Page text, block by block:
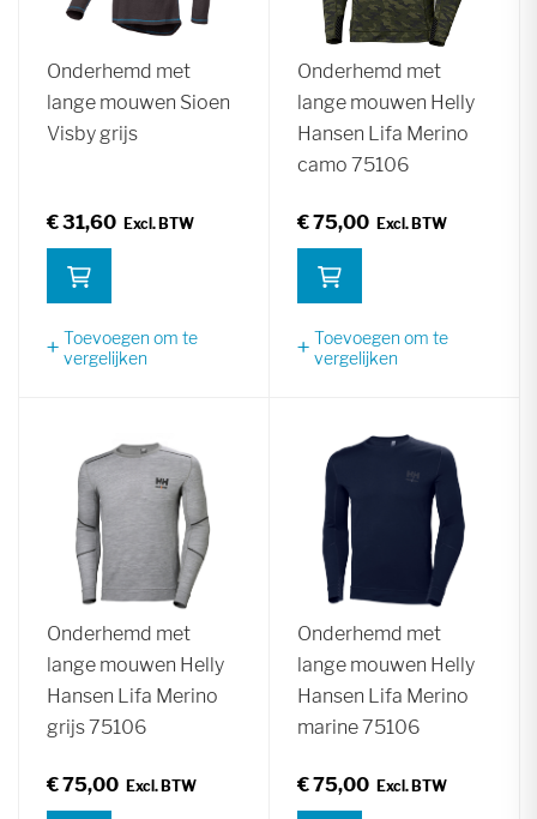
Onderhemd met
lange mouwen Sioen
Visby grijs
€ 31,60
Toevoegen om te
vergelijken
Onderhemd met
lange mouwen Helly
Hansen Lifa Merino
camo 75106
€ 75,00
Toevoegen om te
vergelijken
Onderhemd met
lange mouwen Helly
Hansen Lifa Merino
grijs 75106
€ 75,00
Onderhemd met
lange mouwen Helly
Hansen Lifa Merino
marine 75106
€ 75,00